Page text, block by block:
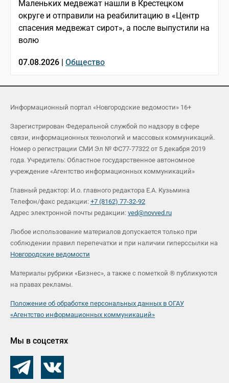
Маленьких медвежат нашли в Крестецком
округе и отправили на реабилитацию в «Центр
спасения медвежат сирот», а после выпустили на
волю
07.08.2026 | Общество
Информационный портал «Новгородские ведомости» 16+
Зарегистрирован Федеральной службой по надзору в сфере
связи, информационных технологий и массовых коммуникаций.
Номер о регистрации СМИ Эл № ФС77-77322 от 5 декабря 2019
года. Учредитель: Областное государственное автономное
учреждение «Агентство информационных коммуникаций»
Главный редактор: И.о. главного редактора Е.А. Кузьмина
Телефон/факс редакции: +7 (8162) 77-32-92
Адрес электронной почты редакции: ved@novved.ru
Любое использование материалов допускается только при
соблюдении правил перепечатки и при наличии гиперссылки на
Новгородские ведомости
Материалы рубрики «Бизнес», а также с пометкой ® публикуются
на правах рекламы.
Положение об обработке персональных данных в ОГАУ
«Агентство информационных коммуникаций»
Мы в соцсетях